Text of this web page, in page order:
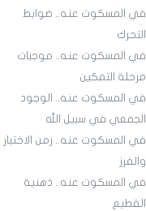
في المسكوت عنه.. ضوابط
التحرك
في المسكوت عنه.. موجبات
مرحلة التمكين
في المسكوت عنه.. الوجود
الجمعي في سبيل الله
في المسكوت عنه.. زمن الاختبار
والفرز
في المسكوت عنه.. ذهنية
القطيع